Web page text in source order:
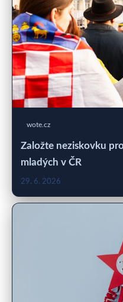
wote.cz
Založte neziskovku
mladých v ČR
29. 6. 2026